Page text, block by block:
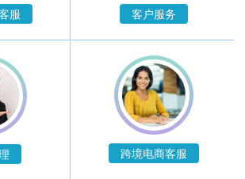
服 客户服务
跨境电商客服